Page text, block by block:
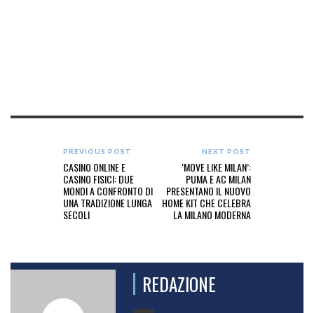
PREVIOUS POST
CASINO ONLINE E
CASINO FISICI: DUE
MONDI A CONFRONTO DI
UNA TRADIZIONE LUNGA
SECOLI
NEXT POST
‘MOVE LIKE MILAN’:
PUMA E AC MILAN
PRESENTANO IL NUOVO
HOME KIT CHE CELEBRA
LA MILANO MODERNA
REDAZIONE